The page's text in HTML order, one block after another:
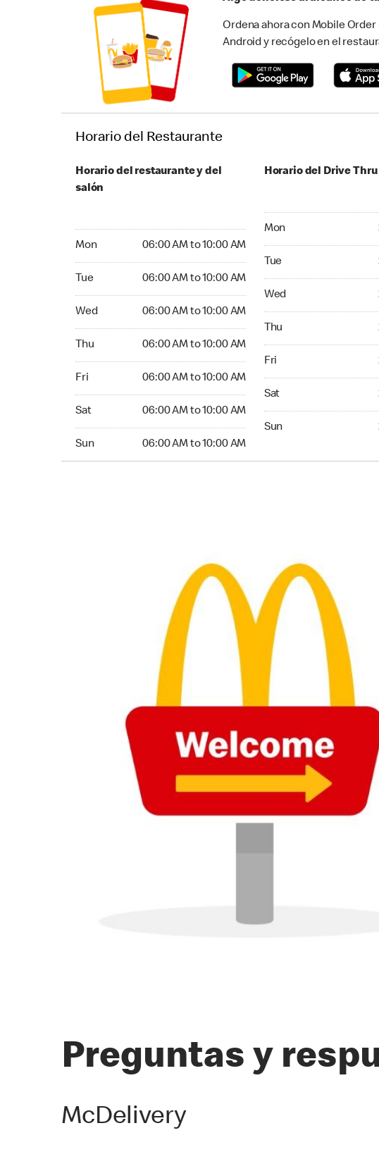
Ordena ahora con Mobile Order
Android y recógelo en el
Horario del Restaurante
Horario del restaurante y del
salón
Mon 06:00 AM to 10:00 AM
Tue 06:00 AM to 10:00 AM
Wed 06:00 AM to 10:00 AM
Thu 06:00 AM to 10:00 AM
Fri 06:00 AM to 10:00 AM
Sat 06:00 AM to 10:00 AM
Sun 06:00 AM to 10:00 AM
Horario del Drive Thru
Mon
Tue
Wed
Thu
Fri
Sat
Sun
Preguntas y
McDelivery